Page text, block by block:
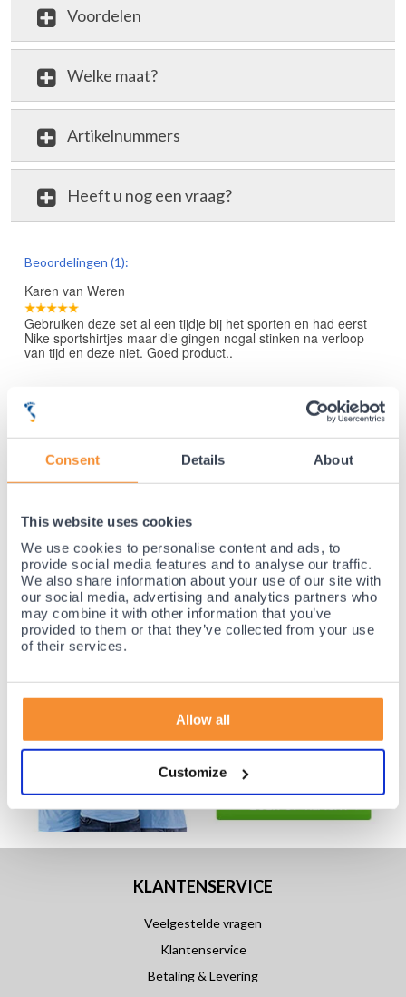
Consent Details About
This website uses cookies
We use cookies to personalise content and ads, to
provide social media features and to analyse our traffic.
We also share information about your use of our site with
our social media, advertising and analytics partners who
may combine it with other information that you’ve
provided to them or that they’ve collected from your use
of their services.
Allow all
Customize
Voordelen
Welke maat?
Artikelnummers
Heeft u nog een vraag?
Beoordelingen (1):
Karen van Weren
Gebruiken deze set al een tijdje bij het sporten en had eerst
Nike sportshirtjes maar die gingen nogal stinken na verloop
van tijd en deze niet. Goed product..
Voor 21:30 besteld, morgen thuis!
Gratis retourneren en 14 dagen uitproberen!
Achteraf betalen mogelijk! Nergens goedkoper!
KLANTENSERVICE
Veelgestelde vragen
Klantenservice
Betaling & Levering